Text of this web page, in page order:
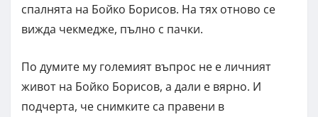
спалнята на Бойко Борисов. На тях отново се
вижда чекмедже, пълно с пачки.
По думите му големият въпрос не е личният
живот на Бойко Борисов, а дали е вярно. И
подчерта, че снимките са правени в